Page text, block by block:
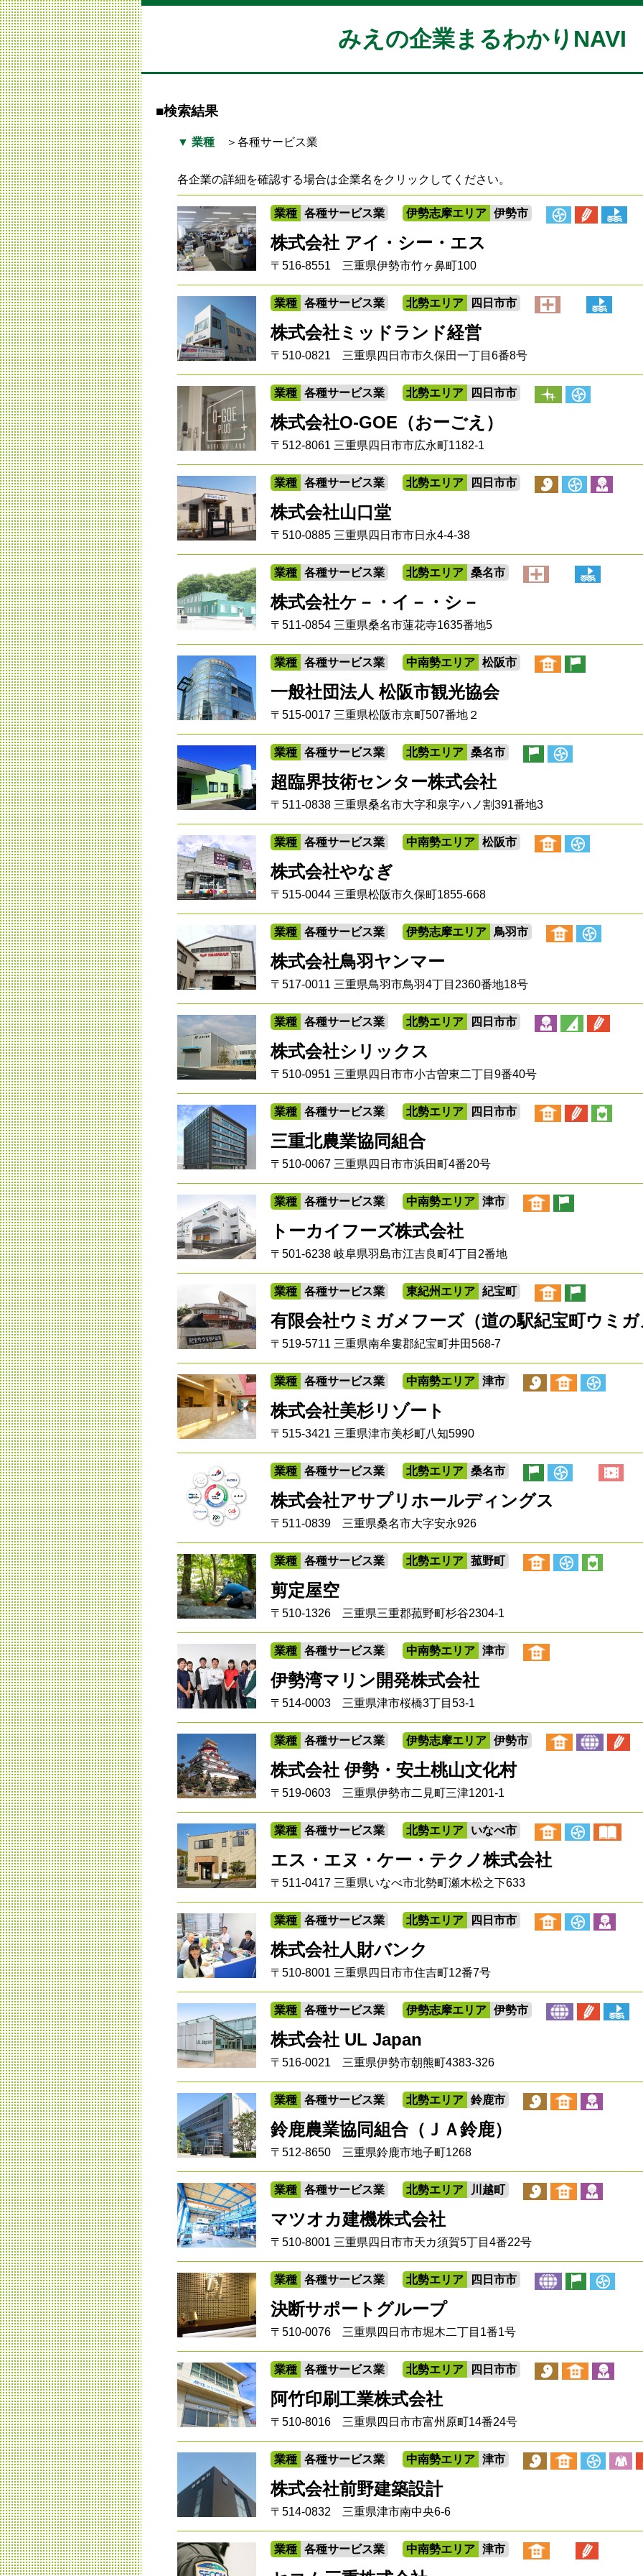
みえの企業まるわかりNAVI
■検索結果
▼ 業種 ＞各種サービス業
各企業の詳細を確認する場合は企業名をクリックしてください。
業種 各種サービス業 伊勢志摩エリア 伊勢市
株式会社 アイ・シー・エス
〒516-8551 三重県伊勢市竹ヶ鼻町100
業種 各種サービス業 北勢エリア 四日市市
株式会社ミッドランド経営
〒510-0821 三重県四日市市久保田一丁目6番8号
業種 各種サービス業 北勢エリア 四日市市
株式会社O-GOE（おーごえ）
〒512-8061 三重県四日市市広永町1182-1
業種 各種サービス業 北勢エリア 四日市市
株式会社山口堂
〒510-0885 三重県四日市市日永4-4-38
業種 各種サービス業 北勢エリア 桑名市
株式会社ケ－・イ－・シ－
〒511-0854 三重県桑名市蓮花寺1635番地5
業種 各種サービス業 中南勢エリア 松阪市
一般社団法人 松阪市観光協会
〒515-0017 三重県松阪市京町507番地２
業種 各種サービス業 北勢エリア 桑名市
超臨界技術センター株式会社
〒511-0838 三重県桑名市大字和泉字ハノ割391番地3
業種 各種サービス業 中南勢エリア 松阪市
株式会社やなぎ
〒515-0044 三重県松阪市久保町1855-668
業種 各種サービス業 伊勢志摩エリア 鳥羽市
株式会社鳥羽ヤンマー
〒517-0011 三重県鳥羽市鳥羽4丁目2360番地18号
業種 各種サービス業 北勢エリア 四日市市
株式会社シリックス
〒510-0951 三重県四日市市小古曽東二丁目9番40号
業種 各種サービス業 北勢エリア 四日市市
三重北農業協同組合
〒510-0067 三重県四日市市浜田町4番20号
業種 各種サービス業 中南勢エリア 津市
トーカイフーズ株式会社
〒501-6238 岐阜県羽島市江吉良町4丁目2番地
業種 各種サービス業 東紀州エリア 紀宝町
有限会社ウミガメフーズ（道の駅紀宝町ウミ
〒519-5711 三重県南牟婁郡紀宝町井田568-7
業種 各種サービス業 中南勢エリア 津市
株式会社美杉リゾート
〒515-3421 三重県津市美杉町八知5990
業種 各種サービス業 北勢エリア 桑名市
株式会社アサプリホールディングス
〒511-0839 三重県桑名市大字安永926
業種 各種サービス業 北勢エリア 菰野町
剪定屋空
〒510-1326 三重県三重郡菰野町杉谷2304-1
業種 各種サービス業 中南勢エリア 津市
伊勢湾マリン開発株式会社
〒514-0003 三重県津市桜橋3丁目53-1
業種 各種サービス業 伊勢志摩エリア 伊勢市
株式会社 伊勢・安土桃山文化村
〒519-0603 三重県伊勢市二見町三津1201-1
業種 各種サービス業 北勢エリア いなべ市
エス・エヌ・ケー・テクノ株式会社
〒511-0417 三重県いなべ市北勢町瀬木松之下633
業種 各種サービス業 北勢エリア 四日市市
株式会社人財バンク
〒510-8001 三重県四日市市住吉町12番7号
業種 各種サービス業 伊勢志摩エリア 伊勢市
株式会社 UL Japan
〒516-0021 三重県伊勢市朝熊町4383-326
業種 各種サービス業 北勢エリア 鈴鹿市
鈴鹿農業協同組合（ＪＡ鈴鹿）
〒512-8650 三重県鈴鹿市地子町1268
業種 各種サービス業 北勢エリア 川越町
マツオカ建機株式会社
〒510-8001 三重県四日市市天カ須賀5丁目4番22号
業種 各種サービス業 北勢エリア 四日市市
決断サポートグループ
〒510-0076 三重県四日市市堀木二丁目1番1号
業種 各種サービス業 北勢エリア 四日市市
阿竹印刷工業株式会社
〒510-8016 三重県四日市市富州原町14番24号
業種 各種サービス業 中南勢エリア 津市
株式会社前野建築設計
〒514-0832 三重県津市南中央6-6
業種 各種サービス業 中南勢エリア 津市